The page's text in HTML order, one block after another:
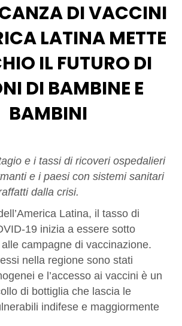
DI VACCINI
LATINA METTE
IL FUTURO DI
DI BAMBINE E
BAMBINI
e i tassi di ricoveri ospedalieri
e i paesi con sistemi sanitari
dalla crisi.
Latina, il tasso di
19 inizia a essere sotto
campagne di vaccinazione.
nella regione sono stati
e l’accesso ai vaccini è un
di bottiglia che lascia le
indifese e maggiormente